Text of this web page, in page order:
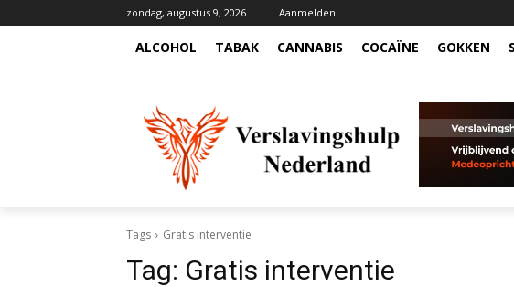
zondag, augustus 9, 2026 Aanmelden
ALCOHOL TABAK CANNABIS COCAÏNE GOKKEN
Tags Gratis interventie
Tag: Gratis interventie